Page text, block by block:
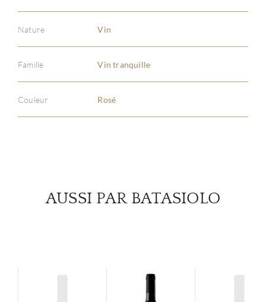
Nature Vin
Famille Vin tranquille
Couleur Rosé
AUSSI PAR BATASIOLO